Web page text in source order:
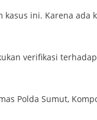
kasus ini. Karena
verifikasi
Polda Sumut,